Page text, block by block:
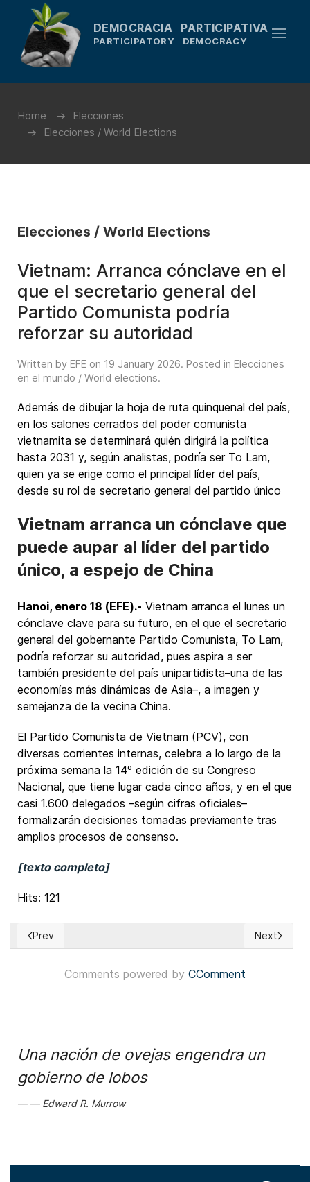
DEMOCRACIA PARTICIPATIVA
PARTICIPATORY DEMOCRACY
Home
Elecciones
Elecciones / World Elections
Elecciones / World Elections
Vietnam: Arranca cónclave en el
que el secretario general del
Partido Comunista podría
reforzar su autoridad
Written by EFE on 19 January 2026. Posted in Elecciones
en el mundo / World elections.
Además de dibujar la hoja de ruta quinquenal del país,
en los salones cerrados del poder comunista
vietnamita se determinará quién dirigirá la política
hasta 2031 y, según analistas, podría ser To Lam,
quien ya se erige como el principal líder del país,
desde su rol de secretario general del partido único
Vietnam arranca un cónclave que
puede aupar al líder del partido
único, a espejo de China
Hanoi, enero 18 (EFE).- Vietnam arranca el lunes un
cónclave clave para su futuro, en el que el secretario
general del gobernante Partido Comunista, To Lam,
podría reforzar su autoridad, pues aspira a ser
también presidente del país unipartidista–una de las
economías más dinámicas de Asia–, a imagen y
semejanza de la vecina China.
El Partido Comunista de Vietnam (PCV), con
diversas corrientes internas, celebra a lo largo de la
próxima semana la 14º edición de su Congreso
Nacional, que tiene lugar cada cinco años, y en el que
casi 1.600 delegados –según cifras oficiales–
formalizarán decisiones tomadas previamente tras
amplios procesos de consenso.
[texto completo]
Hits: 121
Previous article: ¿Puede el presidente Donald Trump
Prev Next
Next
Comments powered by CComment
Una nación de ovejas engendra un
gobierno de lobos
Edward R. Murrow